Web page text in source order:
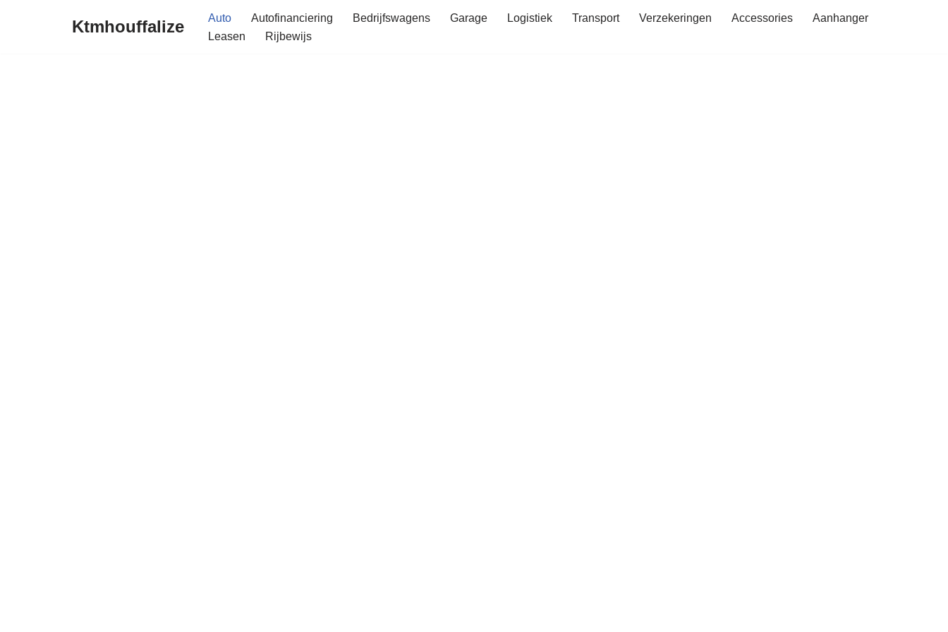
Ktmhouffalize Auto Autofinanciering Bedrijfswagens Garage Logistiek Transport Verzekeringen Accessories
Aanhanger
Leasen
Rijbewijs